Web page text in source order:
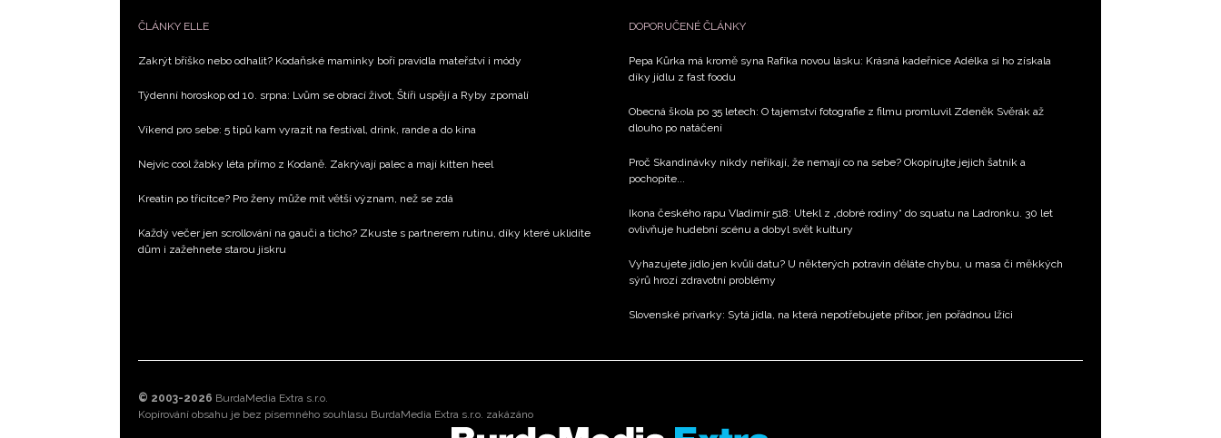
ČLÁNKY ELLE
Zakrýt bříško nebo odhalit? Kodaňské maminky boří pravidla mateřství i módy
Týdenní horoskop od 10. srpna: Lvům se obrací život, Štíři uspějí a Ryby zpomalí
Víkend pro sebe: 5 tipů kam vyrazit na festival, drink, rande a do kina
Nejvíc cool žabky léta přímo z Kodaně. Zakrývají palec a mají kitten heel
Kreatin po třicítce? Pro ženy může mít větší význam, než se zdá
Každý večer jen scrollování na gauči a ticho? Zkuste s partnerem rutinu, díky které uklidíte
dům i zažehnete starou jiskru
DOPORUČENÉ ČLÁNKY
Pepa Kůrka má kromě syna Rafíka novou lásku: Krásná kadeřnice Adélka si ho získala
díky jídlu z fast foodu
Obecná škola po 35 letech: O tajemství fotografie z filmu promluvil Zdeněk Svěrák až
dlouho po natáčení
Proč Skandinávky nikdy neříkají, že nemají co na sebe? Okopírujte jejich šatník a
pochopíte...
Ikona českého rapu Vladimír 518: Utekl z „dobré rodiny“ do squatu na Ladronku. 30 let
ovlivňuje hudební scénu a dobyl svět kultury
Vyhazujete jídlo jen kvůli datu? U některých potravin děláte chybu, u masa či měkkých
sýrů hrozí zdravotní problémy
Slovenské prívarky: Sytá jídla, na která nepotřebujete příbor, jen pořádnou lžíci
© 2003-2026 BurdaMedia Extra s.r.o.
Kopírování obsahu je bez písemného souhlasu BurdaMedia Extra s.r.o. zakázáno